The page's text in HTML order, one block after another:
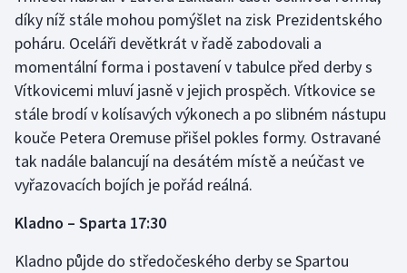
Stolní tenis
Triatlon
Veslování
Vodní slalom
Volejbal
Ostatní
díky níž stále mohou pomýšlet na zisk Prezidentského
poháru. Oceláři devětkrát v řadě zabodovali a
momentální forma i postavení v tabulce před derby s
Vítkovicemi mluví jasně v jejich prospěch. Vítkovice se
stále brodí v kolísavých výkonech a po slibném nástupu
kouče Petera Oremuse přišel pokles formy. Ostravané
tak nadále balancují na desátém místě a neúčast ve
vyřazovacích bojích je pořád reálná.
Kladno – Sparta 17:30
Kladno půjde do středočeského derby se Spartou